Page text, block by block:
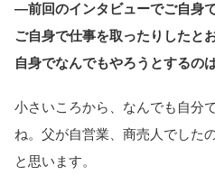
―前回のインタビューでご自身
ご自身で仕事を取ったりしたと
自身でなんでもやろうとするの
小さいころから、なんでも自分
ね。父が自営業、商売人でした
と思います。